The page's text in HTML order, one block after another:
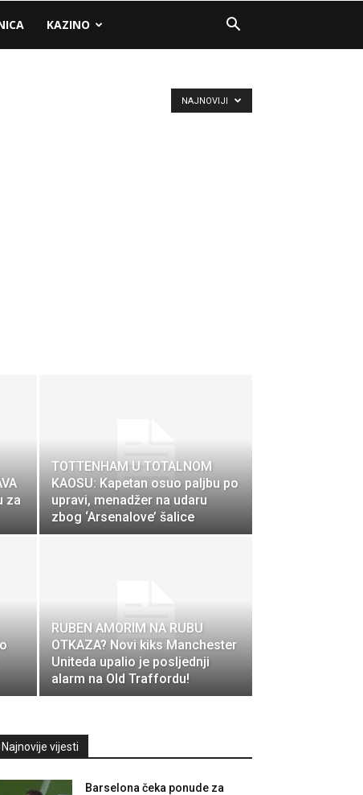
KAZINO
NAJNOVIJI
za
TOTTENHAM U TOTALNOM
KAOSU: Kapetan osuo paljbu po
upravi, menadžer na udaru
zbog ‘Arsenalove’ šalice
RUBEN AMORIM NA RUBU
OTKAZA? Novi kiks Manchester
Uniteda upalio je posljednji
alarm na Old Traffordu!
Najnovije vijesti
Barselona čeka ponude za